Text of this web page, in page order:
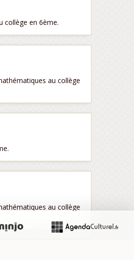
collège en 6ème.
au collège
au collège